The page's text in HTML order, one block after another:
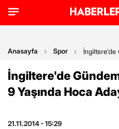
Anasayfa Spor İngiltere'de
İngiltere'de
9 Yaşında Hoca
21.11.2014 - 15:29